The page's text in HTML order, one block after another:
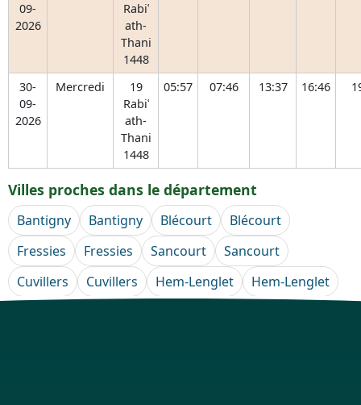
09-
2026
Rabiʿ
ath-
Thani
1448
30-
09-
2026
Mercredi
19
Rabiʿ
ath-
Thani
1448
05:57 07:46 13:37 16:46
Villes proches dans le département
Bantigny Bantigny Blécourt
Blécourt
Fressies
Fressies Sancourt
Sancourt
Cuvillers
Cuvillers Hem-Lenglet Hem-Lenglet